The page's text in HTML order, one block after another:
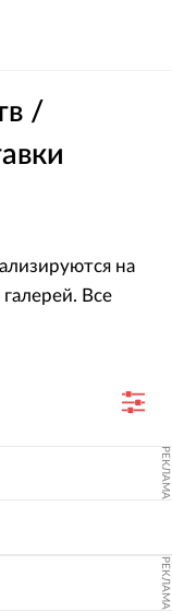
/
на
Все
и
2024 гг.
фильтры
РЕКЛАМА
РЕКЛАМА